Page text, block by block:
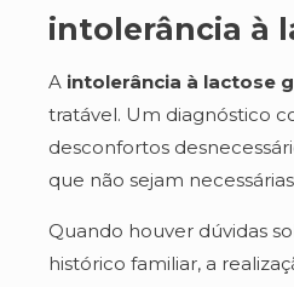
intolerância à
A intolerância à lactose
tratável. Um diagnóstico
desconfortos
que não sejam
Quando houver dúvidas
histórico familiar, a